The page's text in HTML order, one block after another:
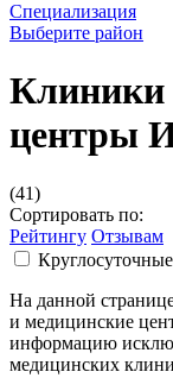
Специализация
Выберите район
Клиники
центры
(41)
Сортировать по:
Рейтингу Отзывам
Круглосуточные
На данной
и медицинские
информацию
медицинских